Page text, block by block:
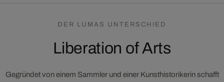
DER LUMAS UNTERSCHIED
Liberation of Arts
Gegründet von einem Sammler und einer Kunsthistorikerin schafft